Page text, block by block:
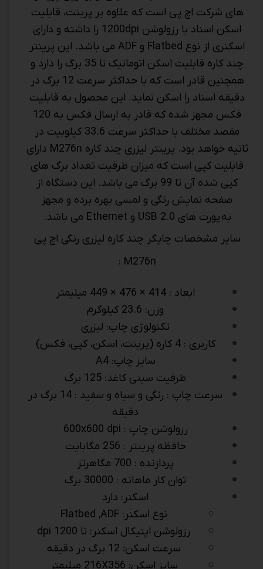
های شرکت اچ پی است که علاوه بر پرینت، قابلیت
اسکن اسناد با رزولوشن 1200dpi را داشته و دارای
اسکنری از نوع Flatbed و ADF می باشد. این پرینتر
چند کاره قابلیت اسکن اتوماتیک تا 35 برگ را دارد و
همچنین قادر است که با حداکثر سرعت 12 برگ در
دقیقه اسناد را اسکن نماید. این محصول به قابلیت
فکس مجهز شده که قادر به ارسال فکس به 120
مقصد مختلف با حداکثر سرعت 33.6 کیلوبیت در
ثانیه خواهد بود. پرینتر لیزری چند کاره M276n دارای
قابلیت کپی است که میزان ظرفیت تعداد برگ های
کپی شده آن تا 99 برگ می باشد. این دستگاه از
صفحه نمایش رنگی و لمسی بهره برده و مجهز
به پورت های USB 2.0 و Ethernet می باشد.
سایر مشخصات چاپگر چند کاره لیزری رنگی اچ پی
M276n :
ابعاد : 414 × 476 × 449 میلیمتر
وزن: 23.6 کیلوگرم
تکنولوژی چاپ: ليزری
کاربری : 4 کاره (پرینت، اسکن، کپی، فکس)
سايز چاپ: A4
ظرفیت سینی کاغذ: 125 برگ
سرعت چاپ : رنگی و سیاه و سفید : 14 برگ در
دقیقه
رزولوشن چاپ : 600x600 dpi
حافظه پرينتر : 256 مگابايت
پردازنده : 700 مگاهرتز
توان کار ماهانه : 30000 برگ
اسکنر: دارد
نوع اسکنر: Flatbed ,ADF
رزولوشن اپتیکال اسکنر: تا 1200 dpi
سرعت اسکن: 12 برگ در دقیقه
سایز اسکن: 216X356 میلیمتر